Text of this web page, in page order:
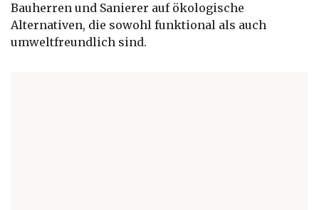
Bauherren und Sanierer auf ökologische
Alternativen, die sowohl funktional als auch
umweltfreundlich sind.